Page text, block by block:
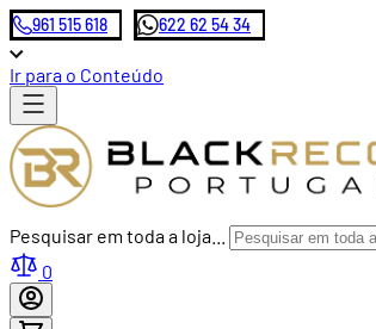
961 515 618 622 62 54 34
Ir para o Conteúdo
Pesquisar em toda a loja...
0